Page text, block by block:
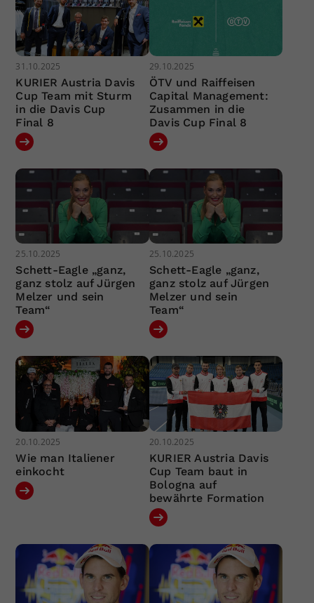
31.10.2025
KURIER Austria Davis
Cup Team mit Sturm
in die Davis Cup
Final 8
29.10.2025
ÖTV und Raiffeisen
Capital Management:
Zusammen in die
Davis Cup Final 8
25.10.2025
Schett-Eagle „ganz,
ganz stolz auf Jürgen
Melzer und sein
Team“
25.10.2025
Schett-Eagle „ganz,
ganz stolz auf Jürgen
Melzer und sein
Team“
20.10.2025
Wie man Italiener
einkocht
20.10.2025
KURIER Austria Davis
Cup Team baut in
Bologna auf
bewährte Formation